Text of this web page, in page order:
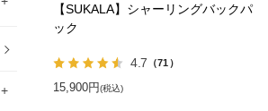
【SUKALA】シャーリングバックパ
ック
4.7 （71）
15,900円(税込)